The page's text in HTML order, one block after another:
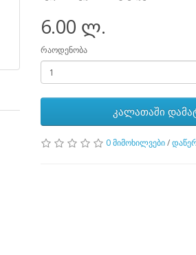
6.00 ლ.
რაოდენობა
კალათაში
0 მიმოხილვები/